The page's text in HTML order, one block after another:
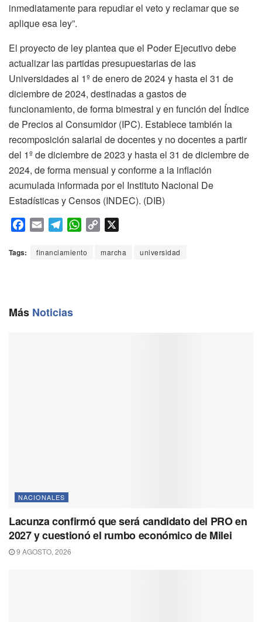
inmediatamente para repudiar el veto y reclamar que se
aplique esa ley”.
El proyecto de ley plantea que el Poder Ejecutivo debe
actualizar las partidas presupuestarias de las
Universidades al 1º de enero de 2024 y hasta el 31 de
diciembre de 2024, destinadas a gastos de
funcionamiento, de forma bimestral y en función del Índice
de Precios al Consumidor (IPC). Establece también la
recomposición salarial de docentes y no docentes a partir
del 1º de diciembre de 2023 y hasta el 31 de diciembre de
2024, de forma mensual y conforme a la inflación
acumulada informada por el Instituto Nacional De
Estadísticas y Censos (INDEC). (DIB)
c
o
a
l
a
W
a
p
Tags: financiamiento marcha universidad
Más Noticias
NACIONALES
Lacunza confirmó que será candidato del PRO en
2027 y cuestionó el rumbo económico de Milei
9 AGOSTO, 2026